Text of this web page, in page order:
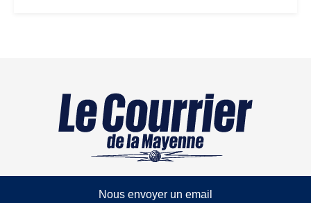
Nous envoyer un email